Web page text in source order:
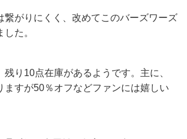
繋がりにくく、改めてこのバーズワーズ
た。
残り10点在庫があるようです。主に、
ますが50％オフなどファンには嬉しい